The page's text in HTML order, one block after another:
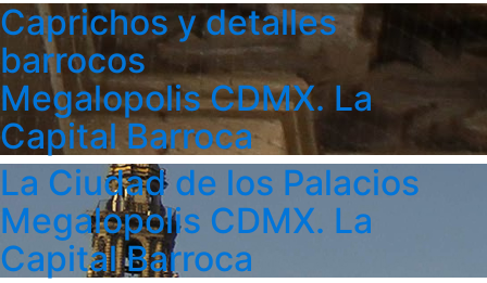
Caprichos y detalles
barrocos
Megalopolis CDMX. La
Capital Barroca
La Ciudad de los Palacios
Megalopolis CDMX. La
Capital Barroca